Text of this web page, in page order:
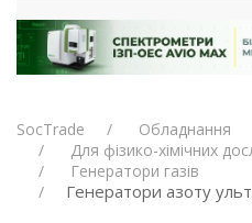
SocTrade
Обладнання
Для фізико-хімічних
Генератори газів
Генератори азоту